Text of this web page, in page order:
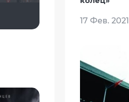
17 Фев. 2021